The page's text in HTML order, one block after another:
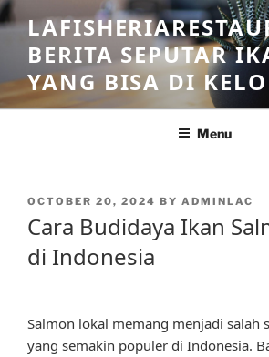
Skip
to
contentBERITA SEPUTAR
YANG BISA DI
Menu
POSTED
OCTOBER 20, 2024 BY ADMINLAC
Cara Budidaya Ikan
di Indonesia
Salmon lokal memang menjadi salah
yang semakin populer di Indonesia.